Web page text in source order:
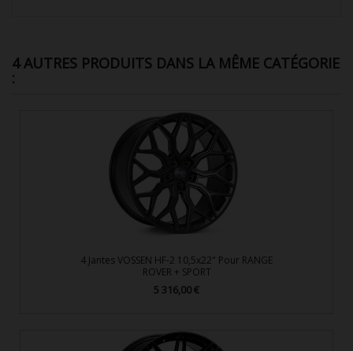
4 AUTRES PRODUITS DANS LA MÊME CATÉGORIE
:
4 Jantes VOSSEN HF-2 10,5x22" Pour RANGE
ROVER + SPORT
Prix
5 316,00 €